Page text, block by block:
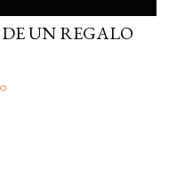
UN REGALO